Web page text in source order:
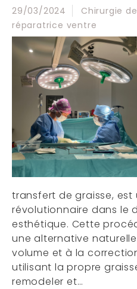
29/03/2024 Chirurgie
réparatrice ventre
transfert de graisse, est
révolutionnaire dans le
esthétique. Cette
une alternative
volume et à la
utilisant la propre
remodeler et…